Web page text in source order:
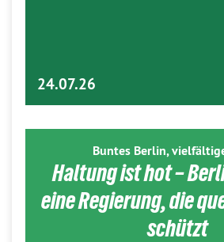
24.07.26
Buntes Berlin,
Haltung ist hot –
eine Regierung, die
schützt